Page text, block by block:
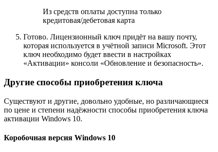
Из средств оплаты доступна только
кредитовая/дебетовая карта
Готово. Лицензионный ключ придёт на вашу почту,
которая используется в учётной записи Microsoft. Этот
ключ необходимо будет ввести в настройках
«Активации» консоли «Обновление и безопасность».
Другие способы приобретения ключа
Существуют и другие, довольно удобные, но различающиеся
по цене и степени надёжности способы приобретения ключа
активации Windows 10.
Коробочная версия Windows 10